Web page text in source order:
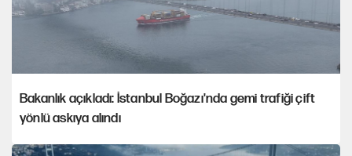
Bakanlık açıkladı: İstanbul Boğazı'nda gemi trafiği çift
yönlü askıya alındı